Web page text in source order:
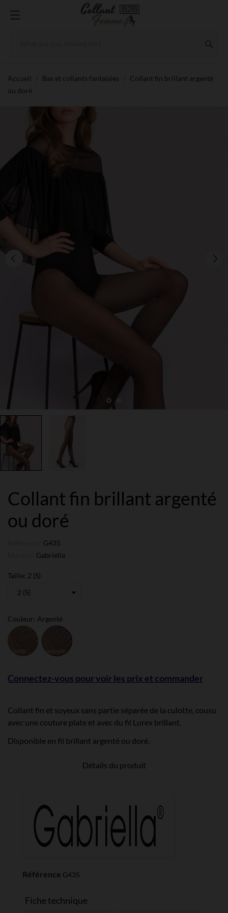
Accueil Bas et collants fantaisies
Collant fin brillant argenté
ou doré
Collant fin brillant argenté
ou doré
G435
Gabriella
Taille: 2 (S)
Couleur: Argenté
Doré
Connectez-vous pour voir les prix et commander
Collant fin et soyeux sans partie séparée de la culotte, cousu
avec une couture plate et avec du fil Lurex brillant.
Disponible en fil brillant argenté ou doré.
Détails du produit
Référence G435
Fiche technique